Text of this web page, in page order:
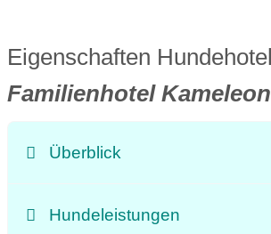
Eigenschaften Hundehotel
Familienhotel Kameleon
Überblick
Hundeleistungen